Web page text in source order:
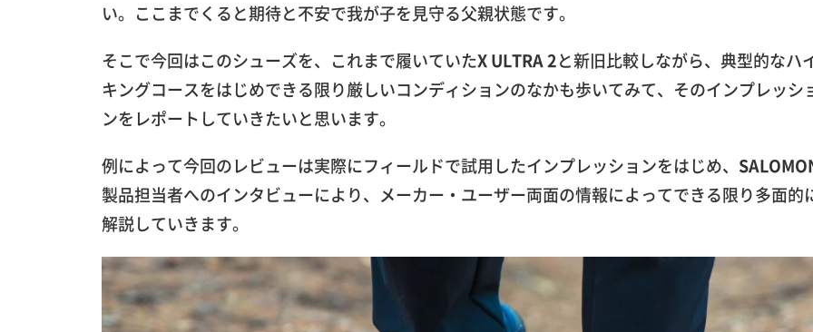
い。ここまでくると期待と不安で我が子を見守る父親状態です。
そこで今回はこのシューズを、これまで履いていたX ULTRA 2と新旧比較しながら、典型的なハ
キングコースをはじめできる限り厳しいコンディションのなかも歩いてみて、そのインプレッシ
ンをレポートしていきたいと思います。
例によって今回のレビューは実際にフィールドで試用したインプレッションをはじめ、
製品担当者へのインタビューにより、メーカー・ユーザー両面の情報によってできる限り多面的
解説していきます。